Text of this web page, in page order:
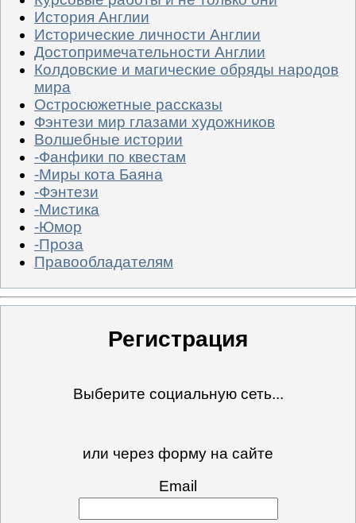
История Англии
Исторические личности Англии
Достопримечательности Англии
Колдовские и магические обряды народов
мира
Остросюжетные рассказы
Фэнтези мир глазами художников
Волшебные истории
-Фанфики по квестам
-Миры кота Баяна
-Фэнтези
-Мистика
-Юмор
-Проза
Правообладателям
Регистрация
Выберите социальную сеть...
или через форму на сайте
Email